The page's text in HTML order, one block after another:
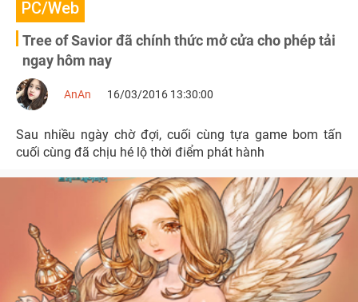
PC/Web
Tree of Savior đã chính thức mở cửa cho phép tải
ngay hôm nay
AnAn 16/03/2016 13:30:00
Sau nhiều ngày chờ đợi, cuối cùng tựa game bom tấn
cuối cùng đã chịu hé lộ thời điểm phát hành